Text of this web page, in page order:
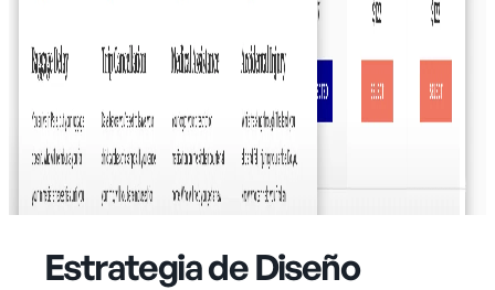
Estrategia de Diseño